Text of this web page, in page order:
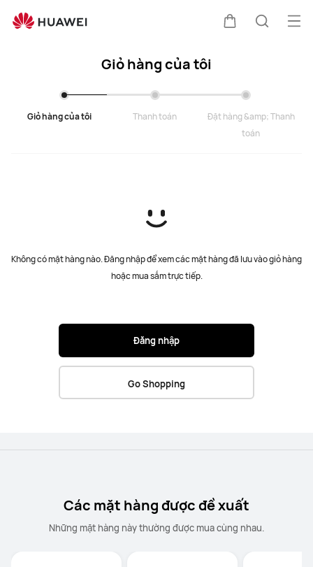
cart Mở
Giỏ hàng của tôi
Giỏ hàng của tôi Thanh toán
Đặt hàng &amp; Thanh
toán
Không có mặt hàng nào. Đăng nhập để xem các mặt hàng đã lưu vào giỏ hàng
hoặc mua sắm trực tiếp.
Đăng nhập
Go Shopping
Các mặt hàng được đề xuất
Những mặt hàng này thường được mua cùng nhau.